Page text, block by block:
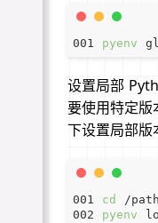
pyenv
设置局部
要使用特定
下设置局部版
cd
pyenv